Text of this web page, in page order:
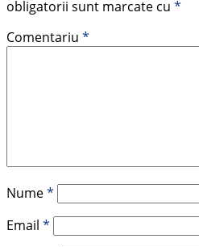
obligatorii sunt marcate cu *
Comentariu *
Nume*
Email *